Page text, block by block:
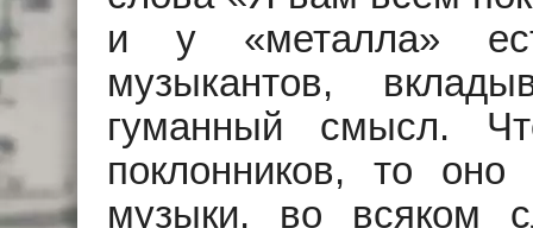
и у «металла»
музыкантов,
гуманный смысл.
поклонников, то
музыки, во всяком